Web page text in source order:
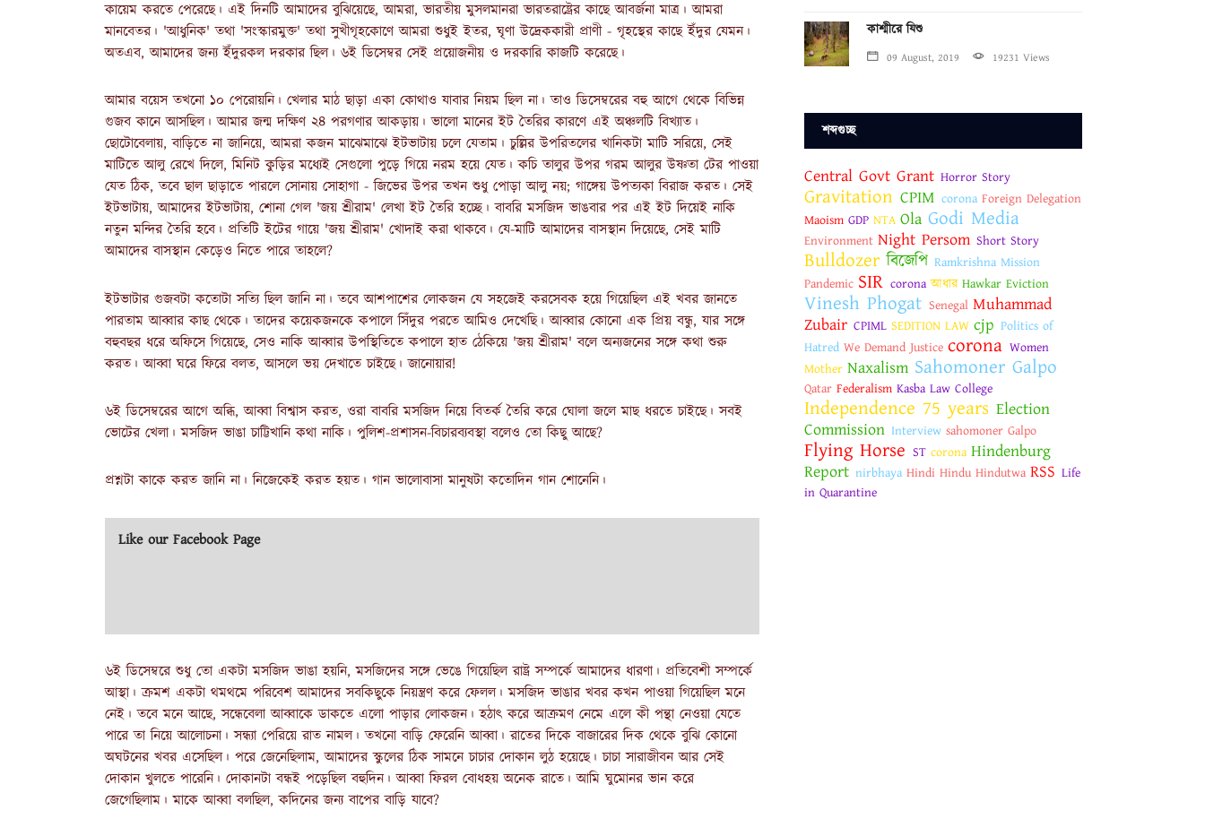
কায়েম করতে পেরেছে। এই দিনটি আমাদের বুঝিয়েছে, আমরা, ভারতীয় মুসলমানরা ভারতরাষ্ট্রের কাছে আবর্জনা মাত্র। আমরা
মানবেতর। 'আধুনিক' তথা 'সংস্কারমুক্ত' তথা সুখীগৃহকোণে আমরা শুধুই ইতর, ঘৃণা উদ্রেককারী প্রাণী - গৃহস্থের কাছে ইঁদুর যেমন।
অতএব, আমাদের জন্য ইঁদুরকল দরকার ছিল। ৬ই ডিসেম্বর সেই প্রয়োজনীয় ও দরকারি কাজটি করেছে।
আমার বয়েস তখনো ১০ পেরোয়নি। খেলার মাঠ ছাড়া একা কোথাও যাবার নিয়ম ছিল না। তাও ডিসেম্বরের বহু আগে থেকে বিভিন্ন
গুজব কানে আসছিল। আমার জন্ম দক্ষিণ ২৪ পরগণার আকড়ায়। ভালো মানের ইট তৈরির কারণে এই অঞ্চলটি বিখ্যাত।
ছোটোবেলায়, বাড়িতে না জানিয়ে, আমরা কজন মাঝেমাঝে ইটভাটায় চলে যেতাম। চুল্লির উপরিতলের খানিকটা মাটি সরিয়ে, সেই
মাটিতে আলু রেখে দিলে, মিনিট কুড়ির মধ্যেই সেগুলো পুড়ে গিয়ে নরম হয়ে যেত। কচি তালুর উপর গরম আলুর উষ্ণতা টের পাওয়া
যেত ঠিক, তবে ছাল ছাড়াতে পারলে সোনায় সোহাগা - জিভের উপর তখন শুধু পোড়া আলু নয়; গাঙ্গেয় উপত্যকা বিরাজ করত। সেই
ইটভাটায়, আমাদের ইটভাটায়, শোনা গেল 'জয় শ্রীরাম' লেখা ইট তৈরি হচ্ছে। বাবরি মসজিদ ভাঙবার পর এই ইট দিয়েই নাকি
নতুন মন্দির তৈরি হবে। প্রতিটি ইটের গায়ে 'জয় শ্রীরাম' খোদাই করা থাকবে। যে-মাটি আমাদের বাসস্থান দিয়েছে, সেই মাটি
আমাদের বাসস্থান কেড়েও নিতে পারে তাহলে?
ইটভাটার গুজবটা কতোটা সত্যি ছিল জানি না। তবে আশপাশের লোকজন যে সহজেই করসেবক হয়ে গিয়েছিল এই খবর জানতে
পারতাম আব্বার কাছ থেকে। তাদের কয়েকজনকে কপালে সিঁদুর পরতে আমিও দেখেছি। আব্বার কোনো এক প্রিয় বন্ধু, যার সঙ্গে
বহুবছর ধরে অফিসে গিয়েছে, সেও নাকি আব্বার উপস্থিতিতে কপালে হাত ঠেকিয়ে 'জয় শ্রীরাম' বলে অন্যজনের সঙ্গে কথা শুরু
করত। আব্বা ঘরে ফিরে বলত, আসলে ভয় দেখাতে চাইছে। জানোয়ার!
৬ই ডিসেম্বরের আগে অব্ধি, আব্বা বিশ্বাস করত, ওরা বাবরি মসজিদ নিয়ে বিতর্ক তৈরি করে ঘোলা জলে মাছ ধরতে চাইছে। সবই
ভোটের খেলা। মসজিদ ভাঙা চাট্টিখানি কথা নাকি। পুলিশ-প্রশাসন-বিচারব্যবস্থা বলেও তো কিছু আছে?
প্রশ্নটা কাকে করত জানি না। নিজেকেই করত হয়ত। গান ভালোবাসা মানুষটা কতোদিন গান শোনেনি।
Like our Facebook Page
৬ই ডিসেম্বরে শুধু তো একটা মসজিদ ভাঙা হয়নি, মসজিদের সঙ্গে ভেঙে গিয়েছিল রাষ্ট্র সম্পর্কে আমাদের ধারণা। প্রতিবেশী সম্পর্কে
আস্থা। ক্রমশ একটা থমথমে পরিবেশ আমাদের সবকিছুকে নিয়ন্ত্রণ করে ফেলল। মসজিদ ভাঙার খবর কখন পাওয়া গিয়েছিল মনে
নেই। তবে মনে আছে, সন্ধেবেলা আব্বাকে ডাকতে এলো পাড়ার লোকজন। হঠাৎ করে আক্রমণ নেমে এলে কী পন্থা নেওয়া যেতে
পারে তা নিয়ে আলোচনা। সন্ধ্যা পেরিয়ে রাত নামল। তখনো বাড়ি ফেরেনি আব্বা। রাতের দিকে বাজারের দিক থেকে বুঝি কোনো
অঘটনের খবর এসেছিল। পরে জেনেছিলাম, আমাদের স্কুলের ঠিক সামনে চাচার দোকান লুঠ হয়েছে। চাচা সারাজীবন আর সেই
দোকান খুলতে পারেনি। দোকানটা বন্ধই পড়েছিল বহুদিন। আব্বা ফিরল বোধহয় অনেক রাতে। আমি ঘুমোনর ভান করে
জেগেছিলাম। মাকে আব্বা বলছিল, কদিনের জন্য বাপের বাড়ি যাবে?
কাশ্মীরে যিশু
09 August, 2019 19231 Views
শব্দগুচ্ছ
Central Govt Grant Horror Story
Gravitation CPIM corona Foreign Delegation
Maoism GDP NTA Ola Godi Media
Environment Night Persom Short Story
Bulldozer বিজেপি Ramkrishna Mission
Pandemic SIR corona আধার Hawkar Eviction
Vinesh Phogat Senegal Muhammad
Zubair CPIML SEDITION LAW cjp Politics of
Hatred We Demand Justice corona Women
Mother Naxalism Sahomoner Galpo
Qatar Federalism Kasba Law College
Independence 75 years Election
Commission Interview sahomoner Galpo
Flying Horse ST corona Hindenburg
Report nirbhaya Hindi Hindu Hindutwa RSS Life
in Quarantine